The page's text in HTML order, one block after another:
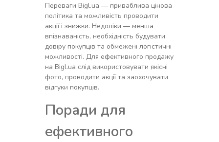
Переваги Bigl.ua — приваблива цінова
політика та можливість проводити
акції і знижки. Недоліки — менша
впізнаваність, необхідність будувати
довіру покупців та обмежені логістичні
можливості. Для ефективного продажу
на Bigl.ua слід використовувати якісні
фото, проводити акції та заохочувати
відгуки покупців.
Поради для
ефективного